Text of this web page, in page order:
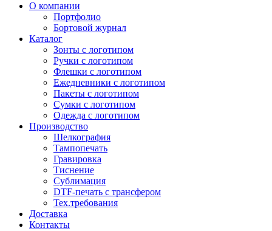
О компании
Портфолио
Бортовой журнал
Каталог
Зонты с логотипом
Ручки с логотипом
Флешки с логотипом
Ежедневники с логотипом
Пакеты с логотипом
Сумки с логотипом
Одежда с логотипом
Производство
Шелкография
Тампопечать
Гравировка
Тиснение
Сублимация
DTF-печать с трансфером
Тех.требования
Доставка
Контакты